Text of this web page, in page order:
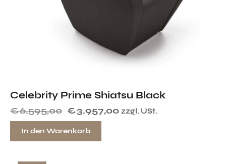
Celebrity Prime Shiatsu Black
€6.595,00 €3.957,00 zzgl. USt.
In den Warenkorb